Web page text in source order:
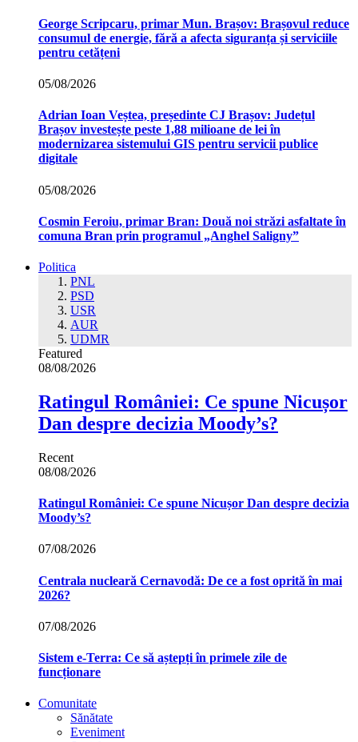
George Scripcaru, primar Mun. Brașov: Brașovul reduce
consumul de energie, fără a afecta siguranța și serviciile
pentru cetățeni
05/08/2026
Adrian Ioan Veștea, președinte CJ Brașov: Județul
Brașov investește peste 1,88 milioane de lei în
modernizarea sistemului GIS pentru servicii publice
digitale
05/08/2026
Cosmin Feroiu, primar Bran: Două noi străzi asfaltate în
comuna Bran prin programul „Anghel Saligny”
Politica
PNL
PSD
USR
AUR
UDMR
Featured
08/08/2026
Ratingul României: Ce spune Nicușor
Dan despre decizia Moody’s?
Recent
08/08/2026
Ratingul României: Ce spune Nicușor Dan despre decizia
Moody’s?
07/08/2026
Centrala nucleară Cernavodă: De ce a fost oprită în mai
2026?
07/08/2026
Sistem e-Terra: Ce să aștepți în primele zile de
funcționare
Comunitate
Sănătate
Eveniment